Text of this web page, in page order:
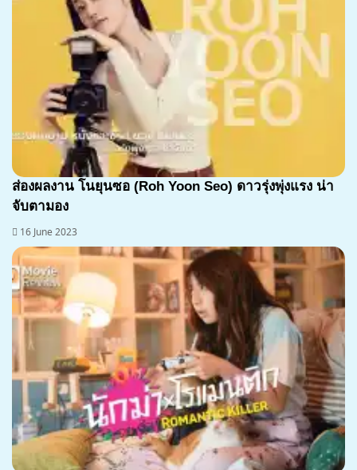
ส่องผลงาน โนยุนซอ (Roh Yoon Seo) ดาวรุ่งพุ่งแรง น่า
จับตามอง
16 June 2023